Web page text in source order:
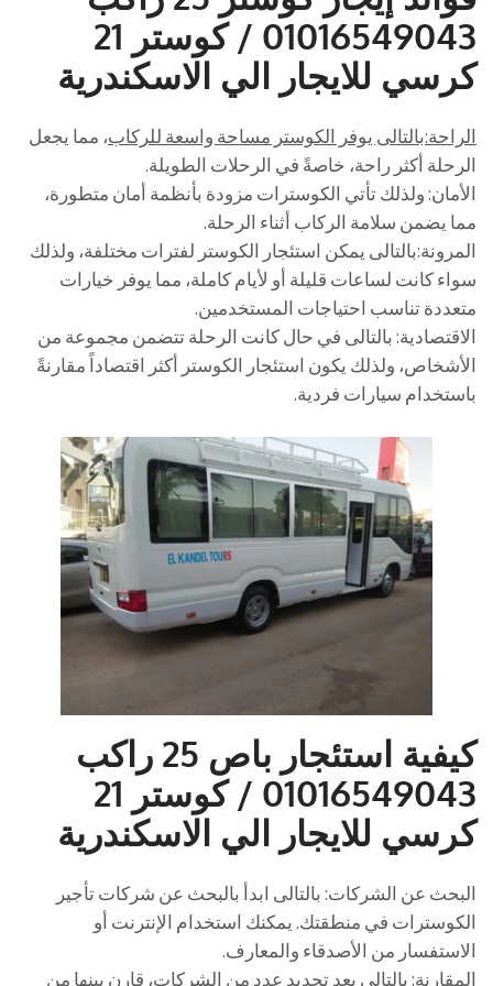
01016549043 / كوستر 21
كرسي للايجار الي الاسكندرية
الراحة:بالتالى يوفر الكوستر مساحة واسعة للركاب، مما يجعل
الرحلة أكثر راحة، خاصةً في الرحلات الطويلة.
الأمان: ولذلك تأتي الكوسترات مزودة بأنظمة أمان متطورة،
مما يضمن سلامة الركاب أثناء الرحلة.
المرونة:بالتالى يمكن استئجار الكوستر لفترات مختلفة، ولذلك
سواء كانت لساعات قليلة أو لأيام كاملة، مما يوفر خيارات
متعددة تناسب احتياجات المستخدمين.
الاقتصادية: بالتالى في حال كانت الرحلة تتضمن مجموعة من
الأشخاص، ولذلك يكون استئجار الكوستر أكثر اقتصاداً مقارنةً
باستخدام سيارات فردية.
كيفية استئجار باص 25 راكب
01016549043 / كوستر 21
كرسي للايجار الي الاسكندرية
البحث عن الشركات: بالتالى ابدأ بالبحث عن شركات تأجير
الكوسترات في منطقتك. يمكنك استخدام الإنترنت أو
الاستفسار من الأصدقاء والمعارف.
المقارنة: بالتالى بعد تحديد عدد من الشركات، قارن بينها من